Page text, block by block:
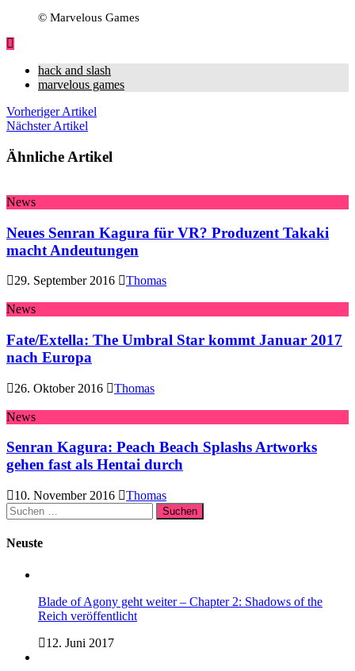
© Marvelous Games
hack and slash
marvelous games
Vorheriger Artikel
Nächster Artikel
Ähnliche Artikel
News
Neues Senran Kagura für VR? Produzent Takaki
macht Andeutungen
29. September 2016 Thomas
News
Fate/Extella: The Umbral Star kommt Januar 2017
nach Europa
26. Oktober 2016 Thomas
News
Senran Kagura: Peach Beach Splashs Artworks
gehen fast als Hentai durch
10. November 2016
Thomas
Suchen
nach:
Neuste
Blade of Agony geht weiter – Chapter 2: Shadows of the
Reich veröffentlicht
12. Juni 2017